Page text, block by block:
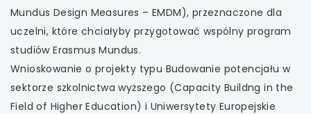
Mundus Design Measures – EMDM), przeznaczone dla
uczelni, które chciałyby przygotować wspólny program
studiów Erasmus Mundus.
Wnioskowanie o projekty typu Budowanie potencjału w
sektorze szkolnictwa wyższego (Capacity Buildng in the
Field of Higher Education) i Uniwersytety Europejskie